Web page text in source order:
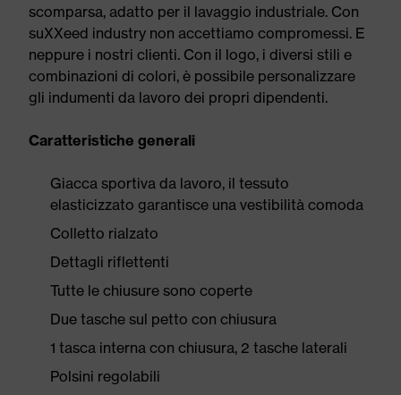
scomparsa, adatto per il lavaggio industriale. Con
suXXeed industry non accettiamo compromessi. E
neppure i nostri clienti. Con il logo, i diversi stili e
combinazioni di colori, è possibile personalizzare
gli indumenti da lavoro dei propri dipendenti.
Caratteristiche generali
Giacca sportiva da lavoro, il tessuto
elasticizzato garantisce una vestibilità comoda
Colletto rialzato
Dettagli riflettenti
Tutte le chiusure sono coperte
Due tasche sul petto con chiusura
1 tasca interna con chiusura, 2 tasche laterali
Polsini regolabili